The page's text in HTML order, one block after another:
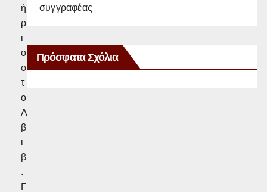
ή
ρ
ι
ο
σ
τ
ο
Λ
β
ι
β
.
Γ
συγγραφέας
Πρόσφατα Σχόλια